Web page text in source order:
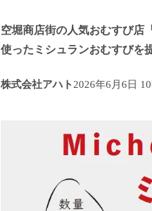
空堀商店街の人気おむすび店
使ったミシュランおむすびを
株式会社アハト 2026年6月6日